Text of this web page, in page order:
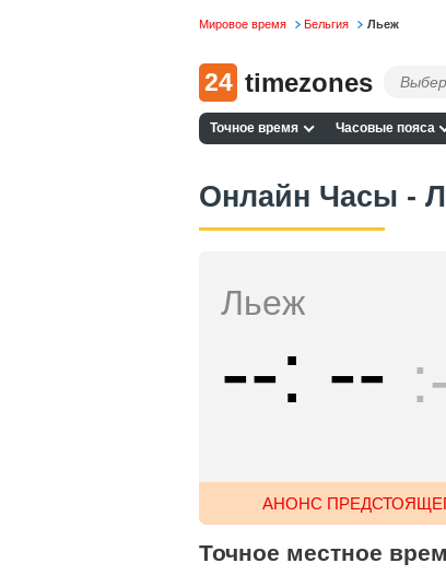
Мировое время Бельгия Льеж
24 timezones
Точное время Часовые пояса
Онлайн Часы -
Льеж
-- --
АНОНС
Точное местное